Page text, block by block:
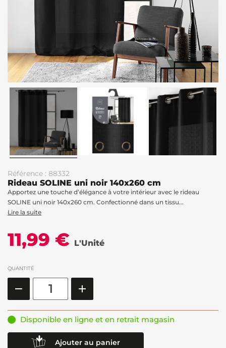
Référence : 88332
Rideau SOLINE uni noir 140x260 cm
Apportez une touche d’élégance à votre intérieur avec le rideau
SOLINE uni noir 140x260 cm. Confectionné dans un tissu...
Lire la suite
11,99 € L'Unité
QUANTITÉ
Disponible en ligne et en retrait magasin
Ajouter au panier